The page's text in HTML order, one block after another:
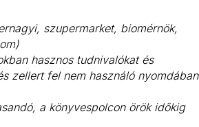
szupermarket, biomérnök,
hasznos tudnivalókat és
zellert fel nem használó nyomdában
a könyvespolcon örök időkig